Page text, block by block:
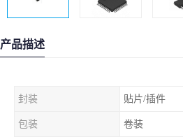
产品描述
封装 贴片/插件
包装 卷装